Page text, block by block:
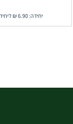
יחידה: 6.90 ₪ ליחידה